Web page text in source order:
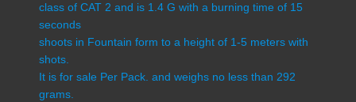
class of CAT 2 and is 1.4 G with a burning time of 15
seconds
shoots in Fountain form to a height of 1-5 meters with
shots.
It is for sale Per Pack. and weighs no less than 292
grams.